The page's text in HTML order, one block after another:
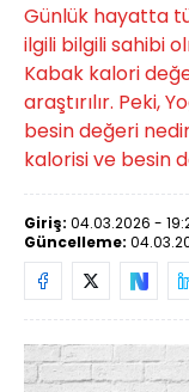
Günlük hayatta
ilgili bilgili sahibi
Kabak kalori
araştırılır. Peki,
besin değeri
kalorisi ve besin
Giriş: 04.03.2026 -
Güncelleme: